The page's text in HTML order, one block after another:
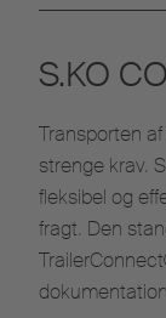
S.KO
Transporten
strenge krav.
fleksibel og
fragt. Den